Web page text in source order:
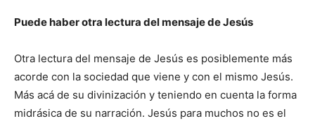
Puede haber otra lectura del mensaje de Jesús
Otra lectura del mensaje de Jesús es posiblemente más
acorde con la sociedad que viene y con el mismo Jesús.
Más acá de su divinización y teniendo en cuenta la forma
midrásica de su narración. Jesús para muchos no es el